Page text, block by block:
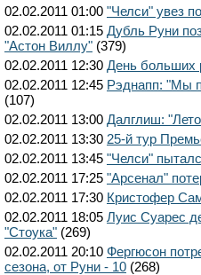
02.02.2011 01:00 "Челси" увез
02.02.2011 01:15 Дубль Руни
"Астон Виллу" (379)
02.02.2011 12:30 День больших
02.02.2011 12:45 Рэднапп: "Мы
(107)
02.02.2011 13:00 Далглиш:
02.02.2011 13:30 25-й тур
02.02.2011 13:45 "Челси"
02.02.2011 17:25 "Арсенал"
02.02.2011 17:30 Кристофер
02.02.2011 18:05 Луис Суарес
"Стоука" (269)
02.02.2011 20:10 Фергюсон
сезона, от Руни - 10 (268)